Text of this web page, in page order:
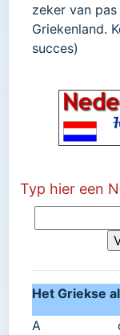
zeker van
Griekenland.
succes)
Typ hier een
Het Griekse
Α